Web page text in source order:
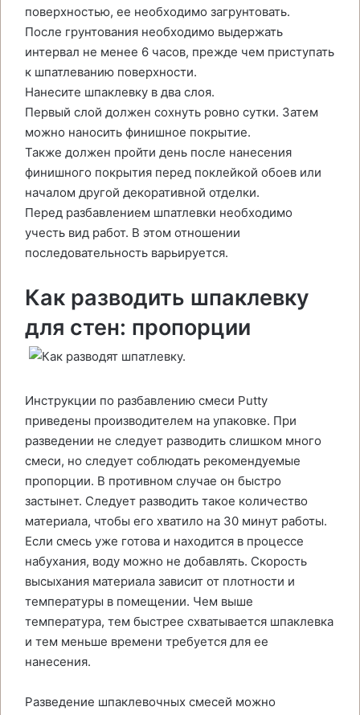
поверхностью, ее необходимо загрунтовать.
После грунтования необходимо выдержать
интервал не менее 6 часов, прежде чем приступать
к шпатлеванию поверхности.
Нанесите шпаклевку в два слоя.
Первый слой должен сохнуть ровно сутки. Затем
можно наносить финишное покрытие.
Также должен пройти день после нанесения
финишного покрытия перед поклейкой обоев или
началом другой декоративной отделки.
Перед разбавлением шпатлевки необходимо
учесть вид работ. В этом отношении
последовательность варьируется.
Как разводить шпаклевку
для стен: пропорции
Инструкции по разбавлению смеси Putty
приведены производителем на упаковке. При
разведении не следует разводить слишком много
смеси, но следует соблюдать рекомендуемые
пропорции. В противном случае он быстро
застынет. Следует разводить такое количество
материала, чтобы его хватило на 30 минут работы.
Если смесь уже готова и находится в процессе
набухания, воду можно не добавлять. Скорость
высыхания материала зависит от плотности и
температуры в помещении. Чем выше
температура, тем быстрее схватывается шпаклевка
и тем меньше времени требуется для ее
нанесения.
Разведение шпаклевочных смесей можно